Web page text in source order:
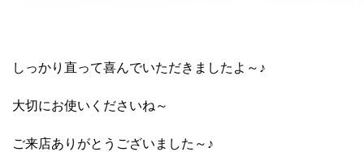
しっかり直って喜んでいただきましたよ～♪
大切にお使いくださいね～
ご来店ありがとうございました～♪